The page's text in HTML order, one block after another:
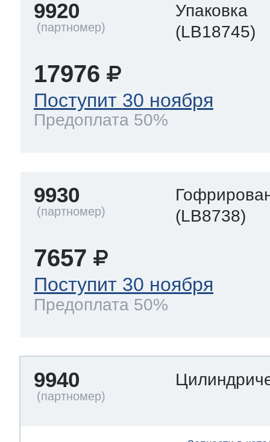
9920
Упаковка
(LB18745)
17976
Поступит 30 ноября
Предоплата 50%
9930
(LB8738)
7657
Поступит 30 ноября
Предоплата 50%
9940